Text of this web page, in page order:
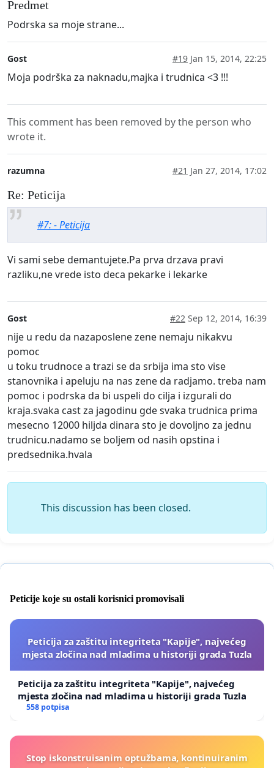
Predmet
Podrska sa moje strane...
Gost #19 Jan 15, 2014, 22:25
Moja podrška za naknadu,majka i trudnica <3 !!!
This comment has been removed by the person who
wrote it.
razumna #21 Jan 27, 2014, 17:02
Re: Peticija
#7: - Peticija
Vi sami sebe demantujete.Pa prva drzava pravi
razliku,ne vrede isto deca pekarke i lekarke
Gost #22 Sep 12, 2014, 16:39
nije u redu da nazaposlene zene nemaju nikakvu
pomoc
u toku trudnoce a trazi se da srbija ima sto vise
stanovnika i apeluju na nas zene da radjamo. treba nam
pomoc i podrska da bi uspeli do cilja i izgurali do
kraja.svaka cast za jagodinu gde svaka trudnica prima
mesecno 12000 hiljda dinara sto je dovoljno za jednu
trudnicu.nadamo se boljem od nasih opstina i
predsednika.hvala
This discussion has been closed.
Peticije koje su ostali korisnici promovisali
Peticija za zaštitu integriteta "Kapije", najvećeg
mjesta zločina nad mladima u historiji grada Tuzla
Peticija za zaštitu integriteta "Kapije", najvećeg
mjesta zločina nad mladima u historiji grada Tuzla
558 potpisa
Stop iskonstruisanim optužbama, kontinuiranim